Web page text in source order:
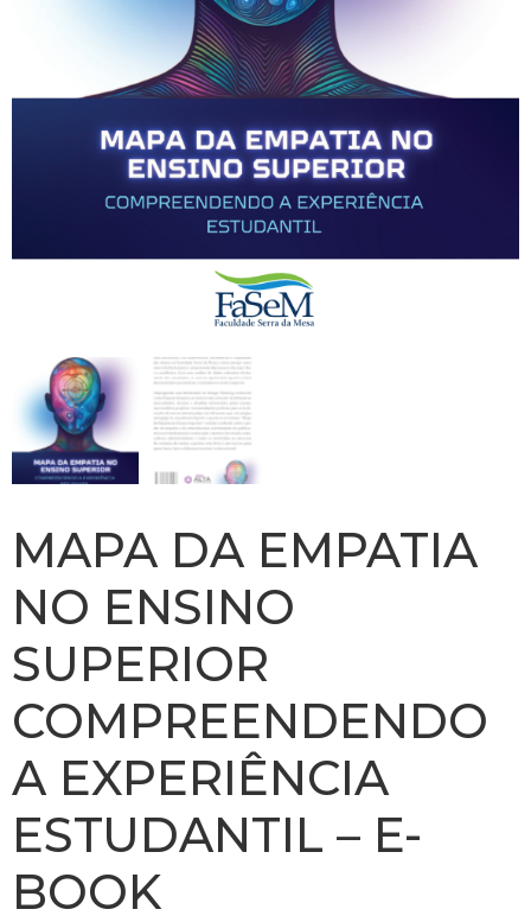
MAPA DA EMPATIA
NO ENSINO
SUPERIOR
COMPREENDENDO
A EXPERIÊNCIA
ESTUDANTIL – E-
BOOK